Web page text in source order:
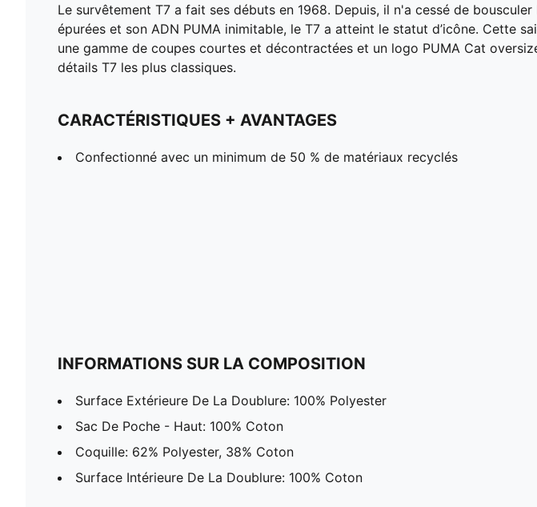
Le survêtement T7 a fait ses débuts en 1968. Depuis, il n'a cessé de
épurées et son ADN PUMA inimitable, le T7 a atteint le statut d’icône. Cette
une gamme de coupes courtes et décontractées et un logo PUMA Cat
détails T7 les plus classiques.
CARACTÉRISTIQUES + AVANTAGES
Confectionné avec un minimum de 50 % de matériaux recyclés
INFORMATIONS SUR LA COMPOSITION
Surface Extérieure De La Doublure: 100% Polyester
Sac De Poche - Haut: 100% Coton
Coquille: 62% Polyester, 38% Coton
Surface Intérieure De La Doublure: 100% Coton